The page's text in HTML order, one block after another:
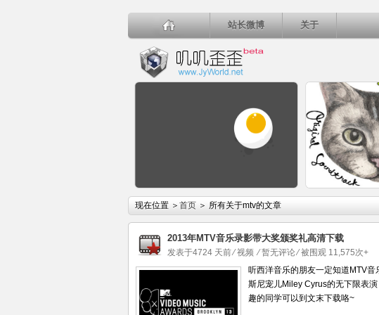
站长微博 关于
详细内容
简单桌布网站分享 2014秋山花最
现在位置 ＞ 首页 ＞ 所有关于mtv的文章
2013年MTV音乐录影带大奖颁奖礼高清下载
发表于4724 天前 ⁄视频 ⁄暂无评论⁄ 被围观 11,575次+
听西洋音乐的朋友一定知道MTV
斯尼宠儿Miley Cyrus的无下限表
趣的同学可以到文末下载咯~